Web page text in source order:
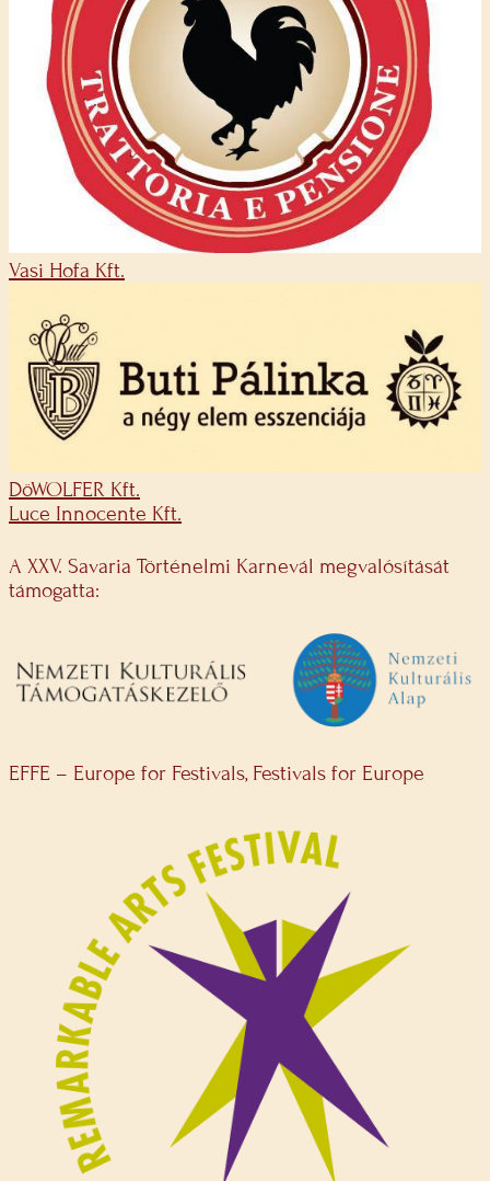
Vasi Hofa Kft.
DöWOLFER Kft.
Luce Innocente Kft.
A XXV. Savaria Történelmi Karnevál megvalósítását
támogatta:
EFFE – Europe for Festivals, Festivals for Europe